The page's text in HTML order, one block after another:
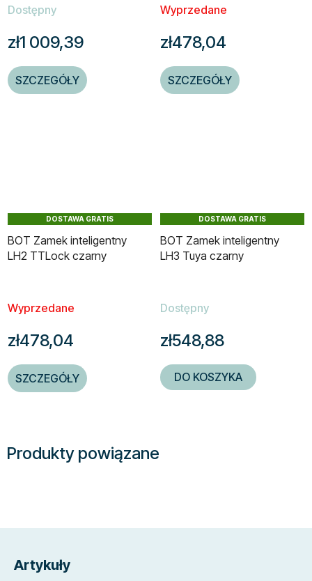
Produkty powiązane
Dostępny
zł1 009,39
SZCZEGÓŁY
Wyprzedane
zł478,04
SZCZEGÓŁY
DOSTAWA GRATIS
BOT Zamek inteligentny
LH2 TTLock czarny
Wyprzedane
zł478,04
SZCZEGÓŁY
DOSTAWA GRATIS
BOT Zamek inteligentny
LH3 Tuya czarny
Dostępny
zł548,88
DO KOSZYKA
Artykuły